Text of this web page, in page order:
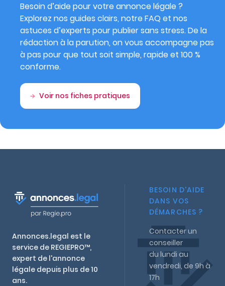
Besoin d’aide pour votre annonce légale ?
Explorez nos guides clairs, notre FAQ et nos
astuces d’experts pour publier sans stress. De la
rédaction à la parution, on vous accompagne pas
à pas pour que tout soit simple, rapide et 100 %
conforme.
Voir nos fiches pratiques
Annonces.legal est le
service de REGIEPRO™,
expert de l'annonce
légale depuis plus de 10
ans.
BESOIN D'AIDE
DANS VOS
DÉMARCHES ?
Contacter un
conseiller
du lundi au
vendredi, de 9h à
17h